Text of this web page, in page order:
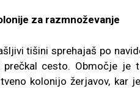
za razmnoževanje
tišini sprehajaš po
cesto. Območje je
kolonijo žerjavov, kar